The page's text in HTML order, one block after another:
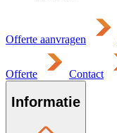
Offerte aanvragen
Offerte Contact
Informatie